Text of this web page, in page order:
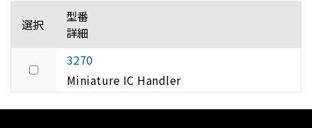
選択
型番
詳細
3270
Miniature IC Handler